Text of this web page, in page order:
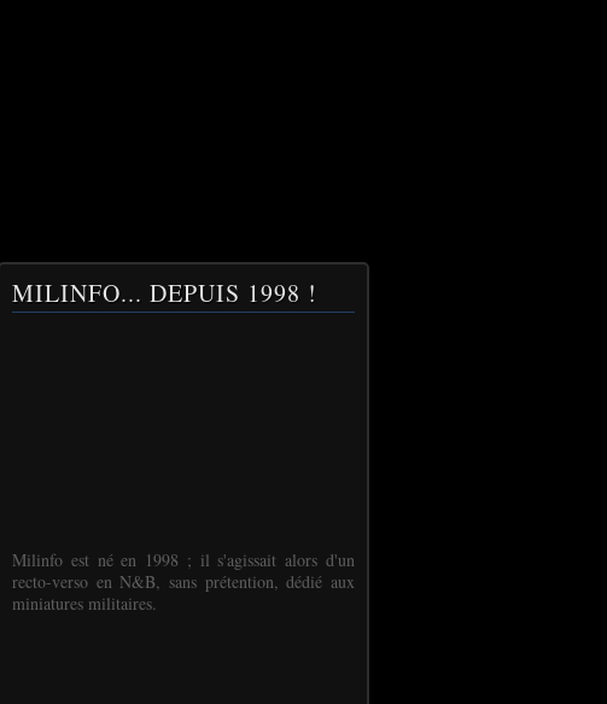
MILINFO... DEPUIS 1998 !
Milinfo est né en 1998 ; il s'agissait alors d'un
recto-verso en N&B, sans prétention, dédié aux
miniatures militaires.